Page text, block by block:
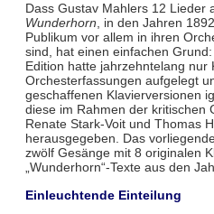
Dass Gustav Mahlers 12 Lieder
Wunderhorn, in den Jahren
Publikum vor allem in ihren
sind, hat einen einfachen
Edition hatte jahrzehntelang nur
Orchesterfassungen aufgelegt
geschaffenen Klavierversionen
diese im Rahmen der kritischen
Renate Stark-Voit und Thomas
herausgegeben. Das
zwölf Gesänge mit 8 originalen
„Wunderhorn“-Texte aus den
Einleuchtende Einteilung